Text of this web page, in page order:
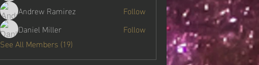
Andrew Ramirez
Follow
Daniel Miller
Follow
See All Members (19)